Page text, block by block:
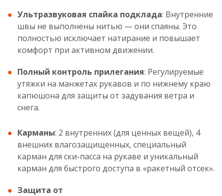
Ультразвуковая спайка подклада: Внутренние
швы не выполнены нитью — они спаяны. Это
полностью исключает натирание и повышает
комфорт при активном движении.
Полный контроль прилегания: Регулируемые
утяжки на манжетах рукавов и по нижнему краю
капюшона для защиты от задувания ветра и
снега.
Карманы: 2 внутренних (для ценных вещей), 4
внешних влагозащищенных, специальный
карман для ски-пасса на рукаве и уникальный
карман для быстрого доступа в «ракетный отсек».
Защита от